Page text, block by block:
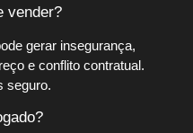
vender?
gerar insegurança,
e conflito contratual.
seguro.